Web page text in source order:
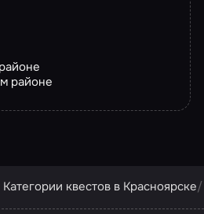
районе
Категории квестов в Красноярске